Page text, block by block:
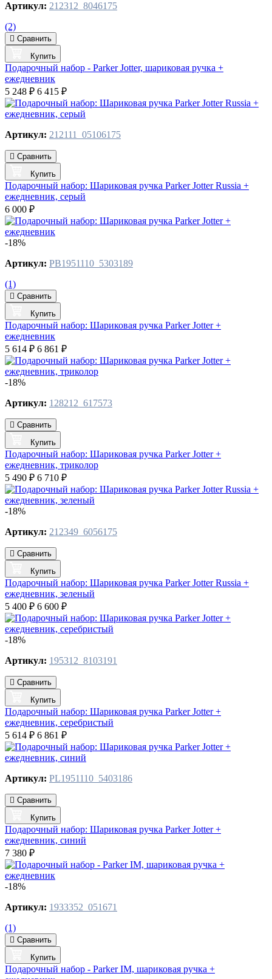
Артикул: 212312_8046175
(2)
Сравнить
Купить
Подарочный набор - Parker Jotter, шариковая ручка +
ежедневник
5 248 ₽ 6 415 ₽
Артикул: 212111_05106175
Сравнить
Купить
Подарочный набор: Шариковая ручка Parker Jotter Russia +
ежедневник, серый
6 000 ₽
-18%
Артикул: PB1951110_5303189
(1)
Сравнить
Купить
Подарочный набор: Шариковая ручка Parker Jotter +
ежедневник
5 614 ₽ 6 861 ₽
-18%
Артикул: 128212_617573
Сравнить
Купить
Подарочный набор: Шариковая ручка Parker Jotter +
ежедневник, триколор
5 490 ₽ 6 710 ₽
-18%
Артикул: 212349_6056175
Сравнить
Купить
Подарочный набор: Шариковая ручка Parker Jotter Russia +
ежедневник, зеленый
5 400 ₽ 6 600 ₽
-18%
Артикул: 195312_8103191
Сравнить
Купить
Подарочный набор: Шариковая ручка Parker Jotter +
ежедневник, серебристый
5 614 ₽ 6 861 ₽
Артикул: PL1951110_5403186
Сравнить
Купить
Подарочный набор: Шариковая ручка Parker Jotter +
ежедневник, синий
7 380 ₽
-18%
Артикул: 1933352_051671
(1)
Сравнить
Купить
Подарочный набор - Parker IM, шариковая ручка +